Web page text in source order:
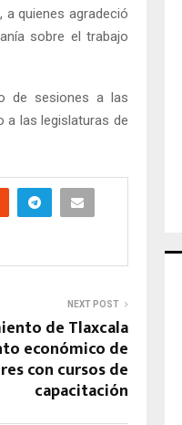
quienes agradeció
sobre el trabajo
de sesiones a las
a las legislaturas de
NEXT POST
de Tlaxcala
económico de
con cursos de
capacitación